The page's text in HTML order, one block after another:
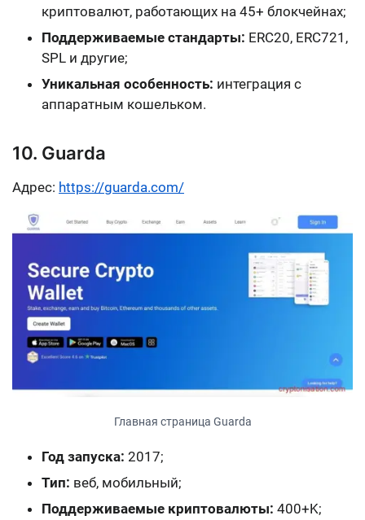
криптовалют, работающих на 45+ блокчейнах;
Поддерживаемые стандарты: ERC20, ERC721,
SPL и другие;
Уникальная особенность: интеграция с
аппаратным кошельком.
10. Guarda
Адрес: https://guarda.com/
Главная страница Guarda
Год запуска: 2017;
Тип: веб, мобильный;
Поддерживаемые криптовалюты: 400+K;